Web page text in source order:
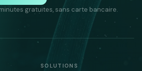
gratuites, sans carte bancaire.
SOLUTIONS